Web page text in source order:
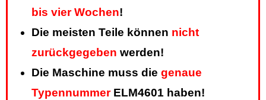
bis vier Wochen!
Die meisten Teile können nicht
zurückgegeben werden!
Die Maschine muss die genaue
TypennummerELM4601 haben!